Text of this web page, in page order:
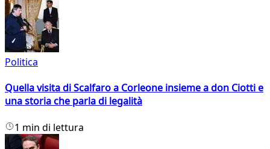
Politica
Quella visita di Scalfaro a Corleone insieme a don Ciotti e
una storia che parla di legalità
1 min di lettura